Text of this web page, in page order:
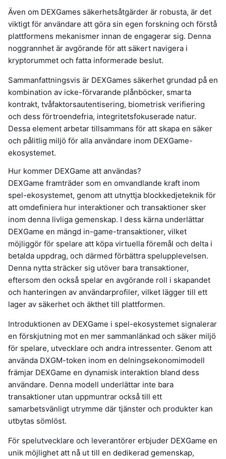
Även om DEXGames säkerhetsåtgärder är robusta, är det
viktigt för användare att göra sin egen forskning och förstå
plattformens mekanismer innan de engagerar sig. Denna
noggrannhet är avgörande för att säkert navigera i
kryptorummet och fatta informerade beslut.
Sammanfattningsvis är DEXGames säkerhet grundad på en
kombination av icke-förvarande plånböcker, smarta
kontrakt, tvåfaktorsautentisering, biometrisk verifiering
och dess förtroendefria, integritetsfokuserade natur.
Dessa element arbetar tillsammans för att skapa en säker
och pålitlig miljö för alla användare inom DEXGame-
ekosystemet.
Hur kommer DEXGame att användas?
DEXGame framträder som en omvandlande kraft inom
spel-ekosystemet, genom att utnyttja blockkedjeteknik för
att omdefiniera hur interaktioner och transaktioner sker
inom denna livliga gemenskap. I dess kärna underlättar
DEXGame en mängd in-game-transaktioner, vilket
möjliggör för spelare att köpa virtuella föremål och delta i
betalda uppdrag, och därmed förbättra spelupplevelsen.
Denna nytta sträcker sig utöver bara transaktioner,
eftersom den också spelar en avgörande roll i skapandet
och hanteringen av användarprofiler, vilket lägger till ett
lager av säkerhet och äkthet till plattformen.
Introduktionen av DEXGame i spel-ekosystemet signalerar
en förskjutning mot en mer sammanlänkad och säker miljö
för spelare, utvecklare och andra intressenter. Genom att
använda DXGM-token inom en delningsekonomimodell
främjar DEXGame en dynamisk interaktion bland dess
användare. Denna modell underlättar inte bara
transaktioner utan uppmuntrar också till ett
samarbetsvänligt utrymme där tjänster och produkter kan
utbytas sömlöst.
För spelutvecklare och leverantörer erbjuder DEXGame en
unik möjlighet att nå ut till en dedikerad gemenskap,